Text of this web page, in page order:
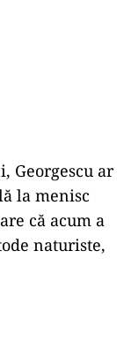
Georgescu ar
la menisc
că acum a
naturiste,